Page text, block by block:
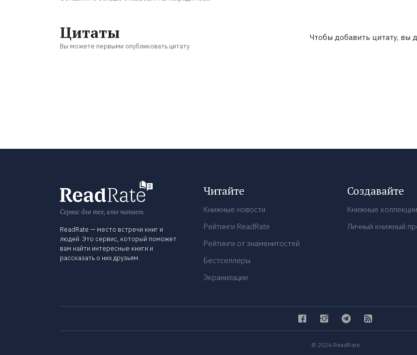
Цитаты
Вы можете первыми опубликовать цитату
Чтобы добавить цитату, вы
Сервис для тех, кто читает.
ReadRate — место встречи книг и
людей. Это сервис, который поможет
вам найти интересные книги и
рассказать о них друзьям.
Читайте
Книжные новости
Рейтинги ReadRate
Рейтинги от знаменитостей
Бестселлеры
Экранизации
Создавайте
Книжные коллекции
Личный книжный
© 2026 ReadRate